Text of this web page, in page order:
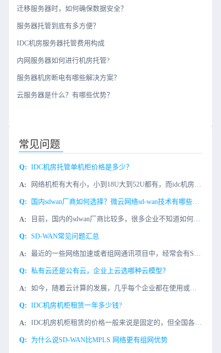
迁移服务器时，如何确保数据安全？
服务器托管到底有多方便？
IDC机房服务器托管费用构成
内网服务器如何进行机房托管?
服务器机房断电有哪些解决方案？
云服务器是什么？有哪些优势？
常见问题
IDC机房托管单机柜价格是多少？
网络机柜有大有小，小到18U大到52U都有，而idc机房常见的机柜为42U居多，该机柜高2米、宽0.6米、深0.8米标准服务器机柜，目前中国电信西部信息中心机柜就是采用的42U标准机柜。国内四川成都中
国内sdwan厂商如何选择？微云网络sd-wan技术有哪些优势?
目前，国内的sdwan厂商比较多，很多企业不知道如何选择，也不知道哪一个厂商的产品性价比比较高。其实有一些国内sdwan厂商的产品是可以免费试用，可能大家不知道而已。那么，国内sdwan厂商如何选择？
SD-WAN常见问题汇总
最近的一些网络加速或者组网通讯项目中，经常会有SD-WAN组网优化，因此SD-WAN到底是什么？有什么用用处？为什么类型的客户提供哪些价值？因此，小编针对大家的一些问题，特地做一次汇总,那我们一起往下
私有云还是公有云，企业上云选哪种云模型？
如今，随着云计算的发展，几乎每个企业都在使用或将要使用它，但是，公司可能不会选择相同类型的云模型，实际上，存在三种不同的云模型，包括私有云、公有云和混合云，其中最常见的是私有云和公有云。要确定哪种云模
IDC机房机柜租赁一年多少钱?
IDC机房机柜租赁的价格一般来说是固定的，但全国各地由于成本差距，因此也有所偏差。但决定IDC机房机柜租赁的价格主要有3个因素：一是IDC机柜租赁所在地；二是机柜的线路类型（电信、联通、移动、双线、多
为什么说SD-WAN比MPLS 网络更有组网优势